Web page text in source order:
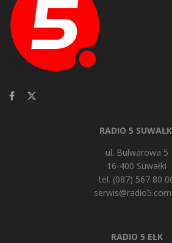
RADIO 5
ul. Bulwarowa 5
16-400 Suwałki
tel. (087) 567 80
RADIO 5 EŁK